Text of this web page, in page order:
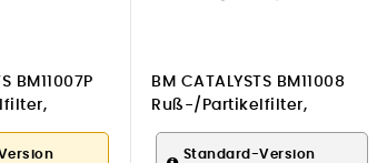
BM11007P
PEUGEOT
BM CATALYSTS BM11008
Ruß-/Partikelfilter,
Abgasanlage für
MERCEDES-BENZ
Standard-Version